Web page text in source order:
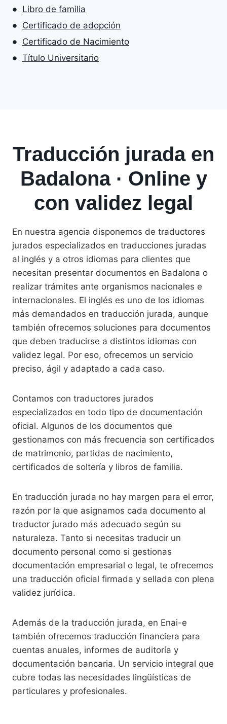
Libro de familia
Certificado de adopción
Certificado de Nacimiento
Título Universitario
Traducción jurada en
Badalona · Online y
con validez legal
En nuestra agencia disponemos de traductores
jurados especializados en traducciones juradas
al inglés y a otros idiomas para clientes que
necesitan presentar documentos en Badalona o
realizar trámites ante organismos nacionales e
internacionales. El inglés es uno de los idiomas
más demandados en traducción jurada, aunque
también ofrecemos soluciones para documentos
que deben traducirse a distintos idiomas con
validez legal. Por eso, ofrecemos un servicio
preciso, ágil y adaptado a cada caso.
Contamos con traductores jurados
especializados en todo tipo de documentación
oficial. Algunos de los documentos que
gestionamos con más frecuencia son certificados
de matrimonio, partidas de nacimiento,
certificados de soltería y libros de familia.
En traducción jurada no hay margen para el error,
razón por la que asignamos cada documento al
traductor jurado más adecuado según su
naturaleza. Tanto si necesitas traducir un
documento personal como si gestionas
documentación empresarial o legal, te ofrecemos
una traducción oficial firmada y sellada con plena
validez jurídica.
Además de la traducción jurada, en Enai-e
también ofrecemos traducción financiera para
cuentas anuales, informes de auditoría y
documentación bancaria. Un servicio integral que
cubre todas las necesidades lingüísticas de
particulares y profesionales.